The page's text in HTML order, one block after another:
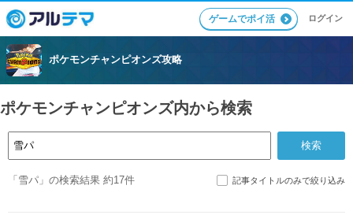
ゲームでポイ活 ログイン
ポケモンチャンピオンズ攻略
ポケモンチャンピオンズ内から検索
「雪パ」の検索結果 約17件 記事タイトルのみで絞り込み